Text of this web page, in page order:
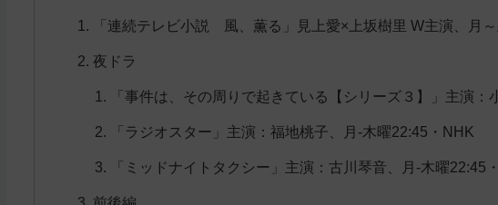
「連続テレビ小説 風、薫る」見上愛×上坂樹里 W主演、月
夜ドラ
「事件は、その周りで起きている【シリーズ３】」主演
「ラジオスター」主演：福地桃子、月-木曜22:45・NHK
「ミッドナイトタクシー」主演：古川琴音、月-木曜22:45